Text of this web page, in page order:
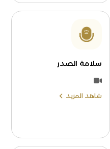
سلامة الصدر
شاهد المزيد